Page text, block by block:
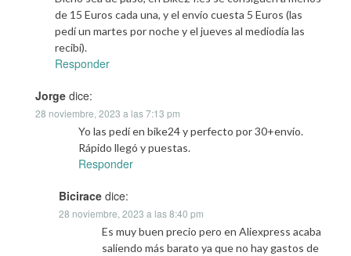
de 15 Euros cada una, y el envío cuesta 5 Euros (las
pedí un martes por noche y el jueves al mediodía las
recibí).
Responder
Jorge dice:
28 noviembre, 2023 a las 7:13 pm
Yo las pedí en bike24 y perfecto por 30+envío.
Rápido llegó y puestas.
Responder
Bicirace dice:
28 noviembre, 2023 a las 8:40 pm
Es muy buen precio pero en Aliexpress acaba
saliendo más barato ya que no hay gastos de